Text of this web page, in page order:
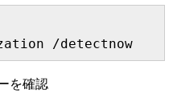
/detectnow
を確認